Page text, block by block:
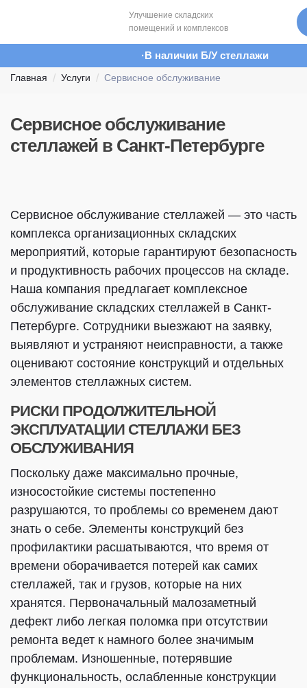
Улучшение складских
помещений и комплексов
В наличии Б/У стеллажи
Главная Услуги Сервисное обслуживание
Сервисное обслуживание
стеллажей в Санкт-Петербурге
Сервисное обслуживание стеллажей — это часть
комплекса организационных складских
мероприятий, которые гарантируют безопасность
и продуктивность рабочих процессов на складе.
Наша компания предлагает комплексное
обслуживание складских стеллажей в Санкт-
Петербурге. Сотрудники выезжают на заявку,
выявляют и устраняют неисправности, а также
оценивают состояние конструкций и отдельных
элементов стеллажных систем.
РИСКИ ПРОДОЛЖИТЕЛЬНОЙ
ЭКСПЛУАТАЦИИ СТЕЛЛАЖИ БЕЗ
ОБСЛУЖИВАНИЯ
Поскольку даже максимально прочные,
износостойкие системы постепенно
разрушаются, то проблемы со временем дают
знать о себе. Элементы конструкций без
профилактики расшатываются, что время от
времени оборачивается потерей как самих
стеллажей, так и грузов, которые на них
хранятся. Первоначальный малозаметный
дефект либо легкая поломка при отсутствии
ремонта ведет к намного более значимым
проблемам. Изношенные, потерявшие
функциональность, ослабленные конструкции